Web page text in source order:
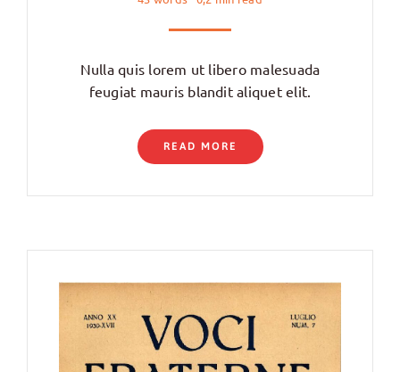
Nulla quis lorem ut libero malesuada
feugiat mauris blandit aliquet elit.
READ MORE